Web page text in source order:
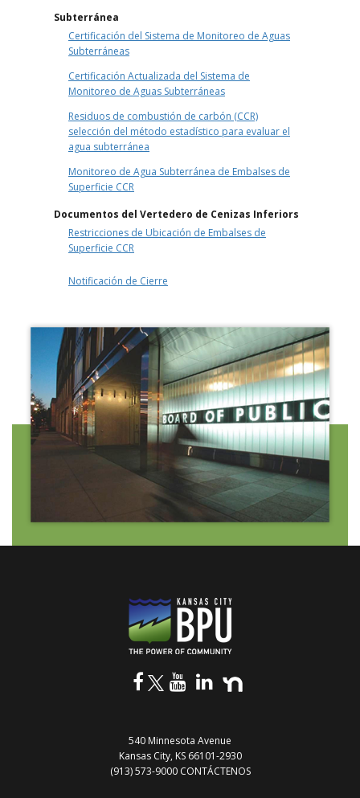
Subterránea
Certificación del Sistema de Monitoreo de Aguas
Subterráneas
Certificación Actualizada del Sistema de
Monitoreo de Aguas Subterráneas
Residuos de combustión de carbón (CCR)
selección del método estadístico para evaluar el
agua subterránea
Monitoreo de Agua Subterránea de Embalses de
Superficie CCR
Documentos del Vertedero de Cenizas Inferiors
Restricciones de Ubicación de Embalses de
Superficie CCR
Notificación de Cierre
540 Minnesota Avenue
Kansas City, KS 66101-2930
(913) 573-9000 CONTÁCTENOS